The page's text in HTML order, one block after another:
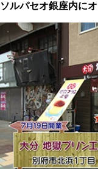
ソルパセオ銀座内に